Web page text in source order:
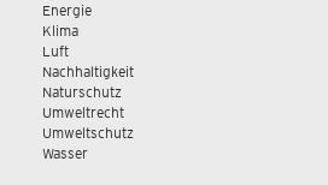
Energie
Klima
Luft
Nachhaltigkeit
Naturschutz
Umweltrecht
Umweltschutz
Wasser